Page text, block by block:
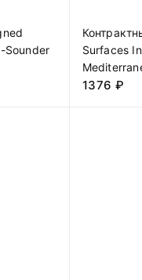
Sounder
Surfaces
1376 ₽